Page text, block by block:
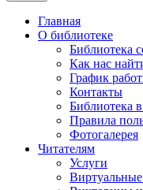
Главная
О библиотеке
Библиотека
Как нас
График
Контакты
Библиотека
Правила
Фотогалерея
Читателям
Услуги